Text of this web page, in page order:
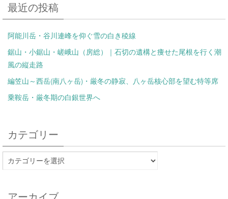
最近の投稿
阿能川岳・谷川連峰を仰ぐ雪の白き稜線
鋸山・小鋸山・嵯峨山（房総）｜石切の遺構と痩せた尾根を行く潮
風の縦走路
編笠山～西岳(南八ヶ岳)・厳冬の静寂、八ヶ岳核心部を望む特等席
乗鞍岳・厳冬期の白銀世界へ
カテゴリー